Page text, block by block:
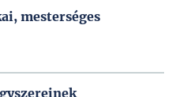
mesterséges